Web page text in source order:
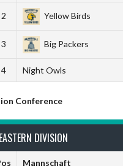
2 Yellow Birds
3 Big Packers
4 Night Owls
Conference
DIVISION
Mannschaft